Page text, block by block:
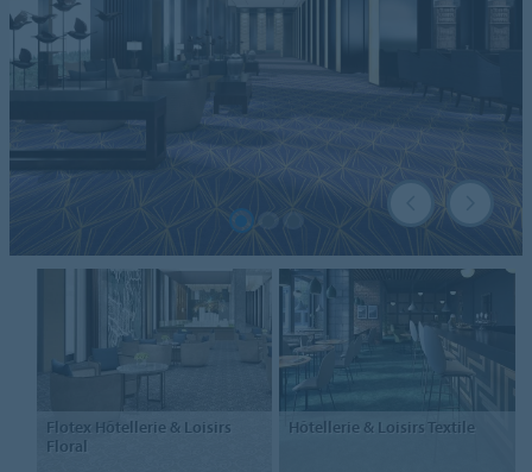
Flotex Hôtellerie & Loisirs
Floral
Hôtellerie & LoisirsTextile